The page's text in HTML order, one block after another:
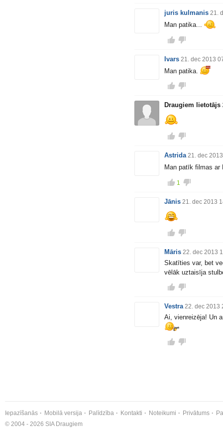
juris kulmanis 21.
Man patika...
Ivars 21. dec 2013
Man patika.
Draugiem lietotājs
Astrida 21. dec
Man patīk filmas
1
Jānis 21. dec 2013
Māris 22. dec 2013
Skatīties var, bet
vēlāk uztaisīja
Vestra 22. dec 2013
Ai, vienreizēja! Un
Iepazīšanās Mobilā versija Palīdzība Kontakti Noteikumi Privātums
© 2004 - 2026 SIA Draugiem